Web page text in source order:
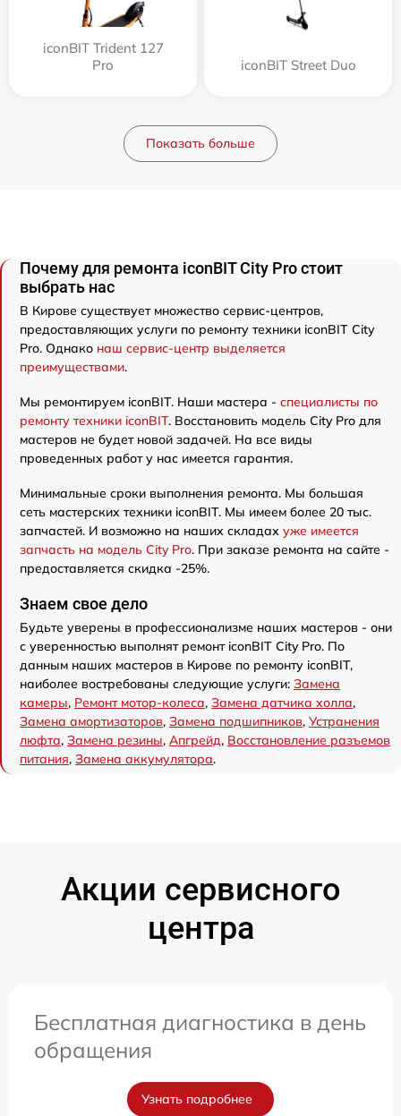
iconBIT Trident 127
Pro
iconBIT Street Duo
Показать больше
Почему для ремонта iconBIT City Pro стоит
выбрать нас
В Кирове существует множество сервис-центров,
предоставляющих услуги по ремонту техники iconBIT City
Pro. Однако наш сервис-центр выделяется
преимуществами.
Мы ремонтируем iconBIT. Наши мастера - специалисты по
ремонту техники iconBIT. Восстановить модель City Pro для
мастеров не будет новой задачей. На все виды
проведенных работ у нас имеется гарантия.
Минимальные сроки выполнения ремонта. Мы большая
сеть мастерских техники iconBIT. Мы имеем более 20 тыс.
запчастей. И возможно на наших складах уже имеется
запчасть на модель City Pro. При заказе ремонта на сайте -
предоставляется скидка -25%.
Знаем свое дело
Будьте уверены в профессионализме наших мастеров - они
с уверенностью выполнят ремонт iconBIT City Pro. По
данным наших мастеров в Кирове по ремонту iconBIT,
наиболее востребованы следующие услуги: Замена
камеры, Ремонт мотор-колеса, Замена датчика холла,
Замена амортизаторов, Замена подшипников, Устранения
люфта, Замена резины, Апгрейд, Восстановление разъемов
питания, Замена аккумулятора.
Акции сервисного
центра
Бесплатная диагностика в день
обращения
Узнать подробнее